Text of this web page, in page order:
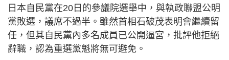
日本自民黨在20日的參議院選舉中，與執政聯盟公明
黨敗選，議席不過半。雖然首相石破茂表明會繼續留
任，但其自民黨內多名成員已公開逼宮，批評他拒絕
辭職，認為重選黨魁將無可避免。